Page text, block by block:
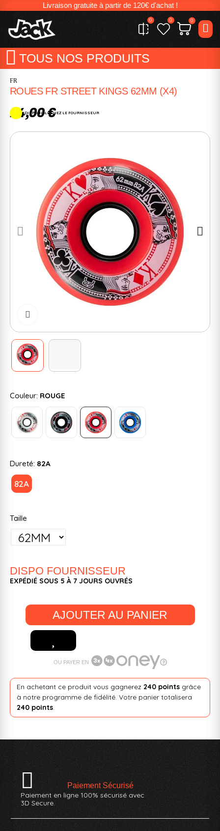
Livraison gratuite à partir de 120€ d'achat !
0 0 0
TOUS NOS PRODUITS
FR
ROUES FR STREET KINGS 62MM (X4)
24,00 €
DISPONIBLE CHEZ LE FOURNISSEUR
Couleur: ROUGE
Dureté: 82A
82A
Taille
DISPO FOURNISSEUR
EXPÉDIÉ SOUS 5 À 7 JOURS OUVRÉS
AJOUTER AU PANIER
OU PAYER EN
En achetant ce produit vous gagnerez 240 pointsgrâce
à notre programme de fidélité. Votre panier totalisera
240 points.
Paiement Sécurisé
Paiement en ligne 100% sécurisé avec
3D Secure.